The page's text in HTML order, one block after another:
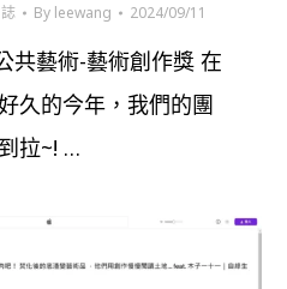
By leewang 2024/09/11
共藝術-藝術創作獎 在
久的今年，我們的團
拉~! …